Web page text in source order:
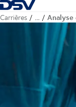
Retour à la
Carrières …